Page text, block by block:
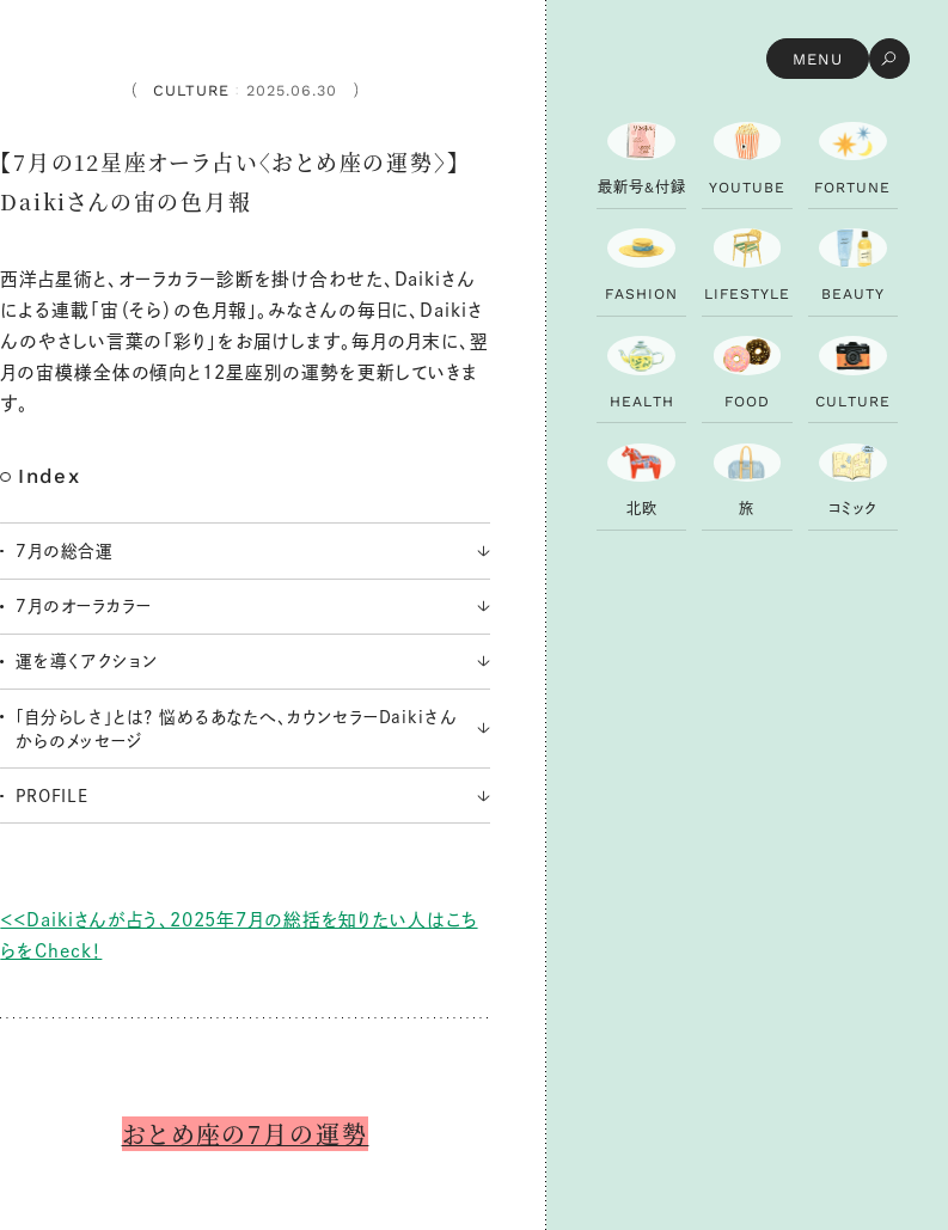
MENU
CULTURE
： 2025.06.30
【7月の12星座オーラ占い〈おとめ座の運勢〉】
Daikiさんの宙の色月報
西洋占星術と、オーラカラー診断を掛け合わせた、Daikiさん
による連載「宙（そら）の色月報」。みなさんの毎日に、Daikiさ
んのやさしい言葉の「彩り」をお届けします。毎月の月末に、翌
月の宙模様全体の傾向と12星座別の運勢を更新していきま
す。
Index
7月の総合運
7月のオーラカラー
運を導くアクション
「自分らしさ」とは？ 悩めるあなたへ、カウンセラーDaikiさん
からのメッセージ
PROFILE
＜＜Daikiさんが占う、2025年7月の総括を知りたい人はこち
らをCheck！
おとめ座の7月の運勢
最新号&付録 YOUTU B E FORTU N E
FAS H ION LI FESTYLE B EAUTY
H EALTH FOOD CU LTU RE
北欧 旅 コ ミ ック